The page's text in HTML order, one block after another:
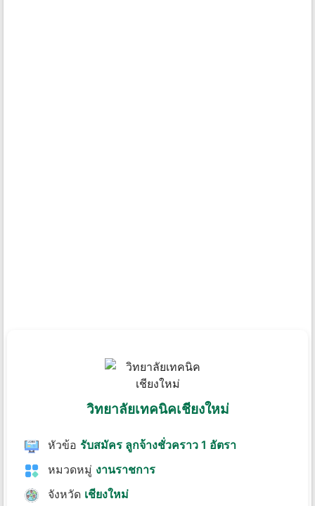
วิทยาลัยเทคนิคเชียงใหม่
หัวข้อ รับสมัคร ลูกจ้างชั่วคราว 1 อัตรา
หมวดหมู่ งานราชการ
จังหวัด เชียงใหม่